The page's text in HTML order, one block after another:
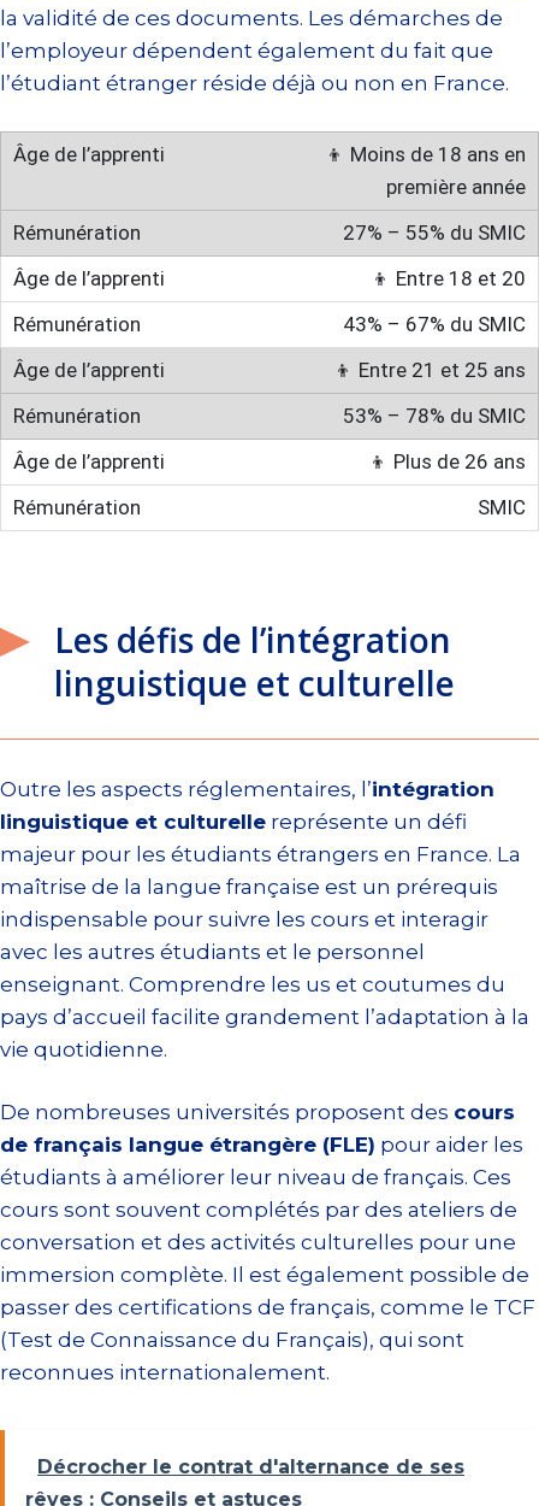
la validité de ces documents. Les démarches de
l’employeur dépendent également du fait que
l’étudiant étranger réside déjà ou non en France.
👦 Moins de 18 ans en
première année
27% – 55% du SMIC
👦 Entre 18 et 20
43% – 67% du SMIC
👦 Entre 21 et 25 ans
53% – 78% du SMIC
👦 Plus de 26 ans
SMIC
Les défis de l’intégration
linguistique et culturelle
Outre les aspects réglementaires, l’intégration
linguistique et culturelle représente un défi
majeur pour les étudiants étrangers en France. La
maîtrise de la langue française est un prérequis
indispensable pour suivre les cours et interagir
avec les autres étudiants et le personnel
enseignant. Comprendre les us et coutumes du
pays d’accueil facilite grandement l’adaptation à la
vie quotidienne.
De nombreuses universités proposent des cours
de français langue étrangère (FLE) pour aider les
étudiants à améliorer leur niveau de français. Ces
cours sont souvent complétés par des ateliers de
conversation et des activités culturelles pour une
immersion complète. Il est également possible de
passer des certifications de français, comme le TCF
(Test de Connaissance du Français), qui sont
reconnues internationalement.
Décrocher le contrat d'alternance de ses
rêves : Conseils et astuces